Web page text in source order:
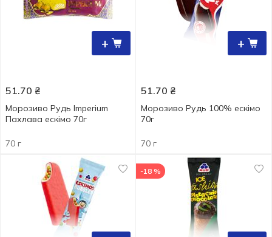
+
51.70 ₴
Морозиво Рудь Imperium
Пахлава ескімо 70г
70 г
+
51.70 ₴
Морозиво Рудь 100% ескімо
70г
70 г
-18 %